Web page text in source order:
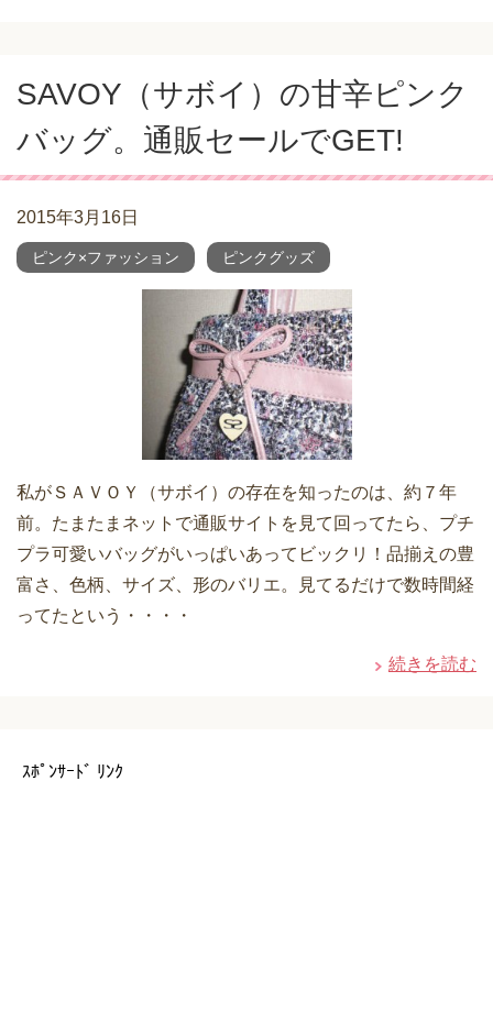
SAVOY（サボイ）の甘辛ピンク
バッグ。通販セールでGET!
2015年3月16日
ピンク×ファッション ピンクグッズ
私がＳＡＶＯＹ（サボイ）の存在を知ったのは、約７年
前。たまたまネットで通販サイトを見て回ってたら、プチ
プラ可愛いバッグがいっぱいあってビックリ！品揃えの豊
富さ、色柄、サイズ、形のバリエ。見てるだけで数時間経
ってたという・・・・
続きを読む
ｽﾎﾟﾝｻｰﾄﾞ ﾘﾝｸ